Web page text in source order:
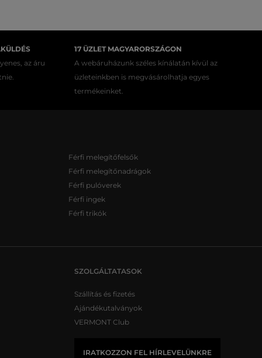
az áru
17 ÜZLET MAGYARORSZÁGON
A webáruházunk széles kínálatán kívül az
üzleteinkben is megvásárolhatja egyes
termékeinket.
Férfi melegítőfelsők
Férfi melegítőnadrágok
Férfi pulóverek
Férfi ingek
Férfi trikók
SZOLGÁLTATASOK
Szállítás és fizetés
Ajándékutalványok
VERMONT Club
IRATKOZZON FEL HÍRLEVELÜNKRE